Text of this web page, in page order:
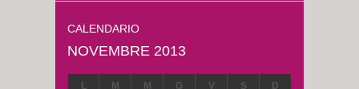
CALENDARIO
NOVEMBRE 2013
L M M G V S D